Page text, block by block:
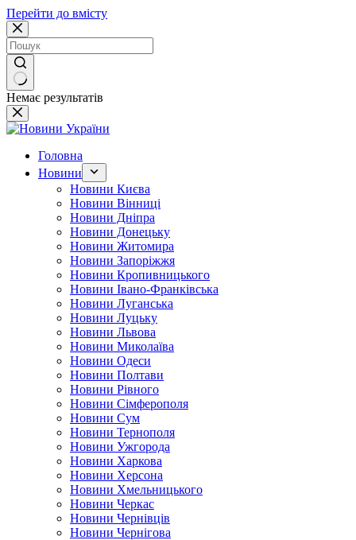
Перейти до вмісту
Немає результатів
Головна
Новини
Новини Києва
Новини Вінниці
Новини Дніпра
Новини Донецьку
Новини Житомира
Новини Запоріжжя
Новини Кропивницького
Новини Івано-Франківська
Новини Луганська
Новини Луцьку
Новини Львова
Новини Миколаїва
Новини Одеси
Новини Полтави
Новини Рівного
Новини Сімферополя
Новини Сум
Новини Тернополя
Новини Ужгорода
Новини Харкова
Новини Херсона
Новини Хмельницького
Новини Черкас
Новини Чернівців
Новини Чернігова